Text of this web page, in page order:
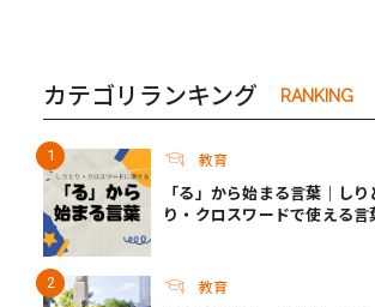
カテゴリランキング RANKING
教育
「る」から始まる言葉｜しり
り・クロスワードで使える言
教育